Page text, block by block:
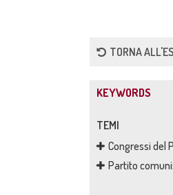
TORNA
KEYWORDS
TEMI
Congressi del
Partito